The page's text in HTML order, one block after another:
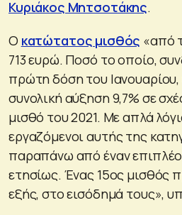
Κυριάκος Μητσοτάκης.
O κατώτατος μισθός «από
713 ευρώ. Ποσό το οποίο,
πρώτη δόση του Ιανουαρίου,
συνολική αύξηση 9,7% σε
μισθό του 2021. Με απλά
εργαζόμενοι αυτής της
παραπάνω από έναν
ετησίως. Ένας 15ος μισθός
εξής, στο εισόδημά τους»,